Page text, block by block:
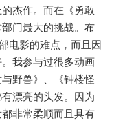
杰作。而在《勇敢
门最大的挑战。布
电影的难点，而且因
我参与过很多动画
野兽》、《钟楼怪
漂亮的头发。因为
非常柔顺而且具有